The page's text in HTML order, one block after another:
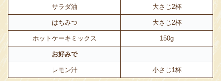
サラダ油 大さじ2杯
はちみつ 大さじ2杯
ホットケーキミックス 150g
お好みで
レモン汁 小さじ1杯